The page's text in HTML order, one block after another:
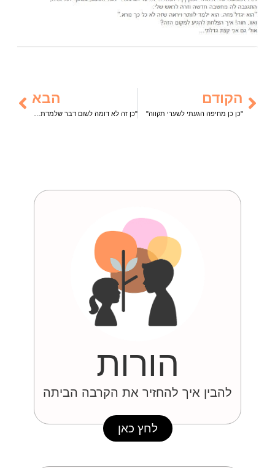
הקודם
"כן כן מחיפה הגעתי לשערי תקווה"
הבא
הורות
להבין איך להחזיר את הקרבה הביתה
לחץ כאן